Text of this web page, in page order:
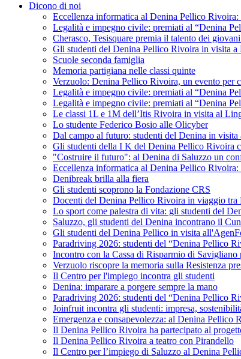
Dicono di noi
Eccellenza informatica al Denina Pellico
Legalità e impegno civile: premiati al “Denina
Cherasco, Tesisquare premia il talento dei
Gli studenti del Denina Pellico Rivoira in visita a
Scuole seconda famiglia
Memoria partigiana nelle classi quinte
Verzuolo: Denina Pellico Rivoira, un evento per
Legalità e impegno civile: premiati al “Denina
Legalità e impegno civile: premiati al “Denina
Le classi 1L e 1M dell’Itis Rivoira in visita al
Lo studente Federico Bosio alle Olicyber
Dal campo al futuro: studenti del Denina in visita
Gli studenti della I K del Denina Pellico Rivoira
"Costruire il futuro": al Denina di Saluzzo un
Eccellenza informatica al Denina Pellico
Denibreak brilla alla fiera
Gli studenti scoprono la Fondazione CRS
Docenti del Denina Pellico Rivoira in viaggio tra
Lo sport come palestra di vita: gli studenti del
Saluzzo, gli studenti del Denina incontrano il
Gli studenti del Denina Pellico in visita
Paradriving 2026: studenti del “Denina Pellico
Incontro con la Cassa di Risparmio di
Verzuolo riscopre la memoria sulla Resistenza
Il Centro per l'impiego incontra gli studenti
Denina: imparare a porgere sempre la mano
Paradriving 2026: studenti del “Denina Pellico
Joinfruit incontra gli studenti: impresa,
Emergenza e consapevolezza: al Denina
Il Denina Pellico Rivoira ha partecipato al
Il Denina Pellico Rivoira a teatro con Pirandello
Il Centro per l’impiego di Saluzzo al Denina